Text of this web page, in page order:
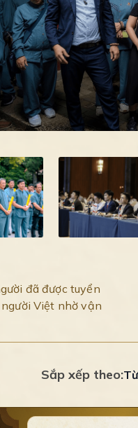
đã được tuyển
Việt nhờ vận
Sắp xếp theo:
Từ Z đến A